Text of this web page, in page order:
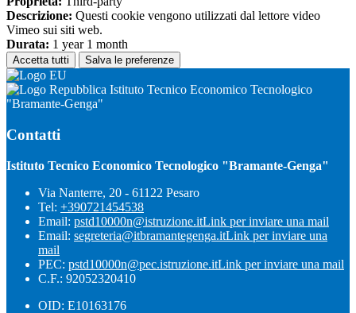
Descrizione: Questi cookie vengono utilizzati dal lettore video
Vimeo sui siti web.
Durata: 1 year 1 month
Accetta tutti Salva le preferenze
Istituto Tecnico Economico Tecnologico
"Bramante-Genga"
Contatti
Istituto Tecnico Economico Tecnologico "Bramante-Genga"
Via Nanterre, 20 - 61122 Pesaro
Tel: +390721454538
Email: pstd10000n@istruzione.itLink per inviare una mail
Email: segreteria@itbramantegenga.itLink per inviare una
mail
PEC: pstd10000n@pec.istruzione.itLink per inviare una mail
C.F.: 92052320410
OID: E10163176